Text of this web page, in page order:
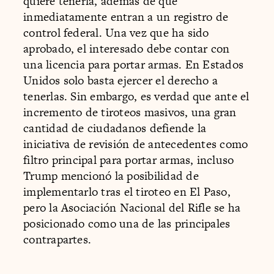
inmediatamente entran a un registro de
control federal. Una vez que ha sido
aprobado, el interesado debe contar con
una licencia para portar armas. En Estados
Unidos solo basta ejercer el derecho a
tenerlas. Sin embargo, es verdad que ante el
incremento de tiroteos masivos, una gran
cantidad de ciudadanos defiende la
iniciativa de revisión de antecedentes como
filtro principal para portar armas, incluso
Trump mencionó la posibilidad de
implementarlo tras el tiroteo en El Paso,
pero la Asociación Nacional del Rifle se ha
posicionado como una de las principales
contrapartes.